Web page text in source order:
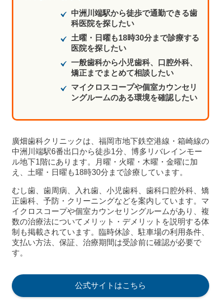
中洲川端駅から徒歩で通勤できる歯
科医院を探したい
土曜・日曜も18時30分まで診療する
医院を探したい
一般歯科から小児歯科、口腔外科、
矯正までまとめて相談したい
マイクロスコープや個室カウンセリ
ングルームのある環境を確認したい
廣畑歯科クリニックは、福岡市地下鉄空港線・箱崎線の
中洲川端駅6番出口から徒歩1分、博多リバレインモー
ル地下1階にあります。月曜・火曜・木曜・金曜に加
え、土曜・日曜も18時30分まで診療しています。
むし歯、歯周病、入れ歯、小児歯科、歯科口腔外科、矯
正歯科、予防・クリーニングなどを案内しています。マ
イクロスコープや個室カウンセリングルームがあり、複
数の治療法についてメリット・デメリットを説明する体
制も掲載されています。臨時休診、駐車場の利用条件、
支払い方法、保証、治療期間は受診前に確認が必要で
す。
公式サイトはこちら